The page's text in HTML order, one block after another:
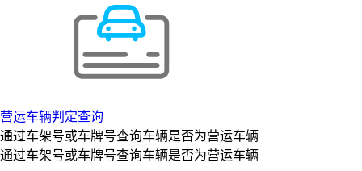
营运车辆判定查询
通过车架号或车牌号查询车辆是否为营运车辆
通过车架号或车牌号查询车辆是否为营运车辆